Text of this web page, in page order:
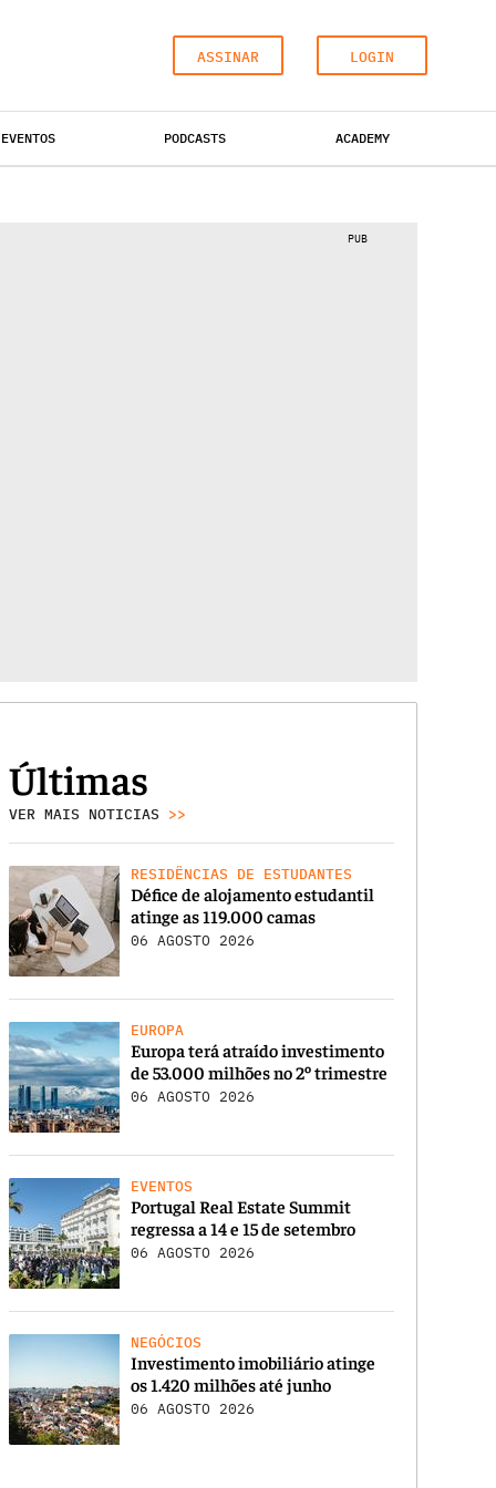
ASSINAR LOGIN
EVENTOS PODCASTS ACADEMY
PUB
Últimas
VER MAIS NOTICIAS >>
RESIDÊNCIAS DE ESTUDANTES
Défice de alojamento estudantil
atinge as 119.000 camas
06 AGOSTO 2026
EUROPA
Europa terá atraído investimento
de 53.000 milhões no 2º trimestre
06 AGOSTO 2026
EVENTOS
Portugal Real Estate Summit
regressa a 14 e 15 de setembro
06 AGOSTO 2026
NEGÓCIOS
Investimento imobiliário atinge
os 1.420 milhões até junho
06 AGOSTO 2026